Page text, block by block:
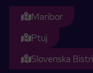
Maribor
Ptuj
Slovenska